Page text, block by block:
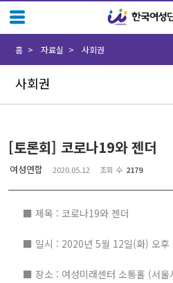
사회권
홈 자료실 사회권
[토론회] 코로나19와 젠더
여성연합 2020.05.12 조회 수 2179
■ 제목 : 코로나19와 젠더
■ 일시 : 2020년 5월 12일(화) 오후
■ 장소 : 여성미래센터 소통홀 (서울